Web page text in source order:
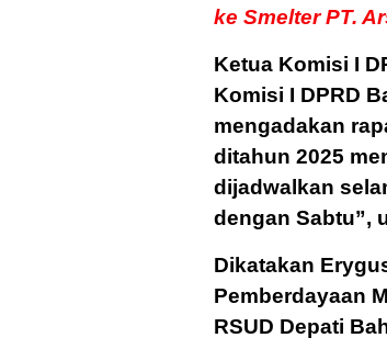
ke Smelter PT.
Ketua Komisi I
Komisi I DPRD
mengadakan
ditahun 2025
dijadwalkan
dengan Sabtu”,
Dikatakan
Pemberdayaan
RSUD Depati